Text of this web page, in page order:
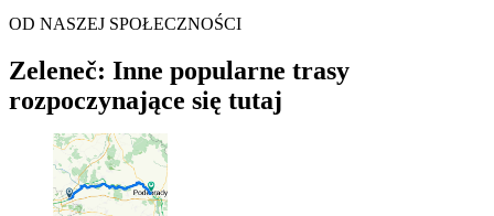
OD NASZEJ SPOŁECZNOŚCI
Zeleneč: Inne popularne trasy
rozpoczynające się tutaj